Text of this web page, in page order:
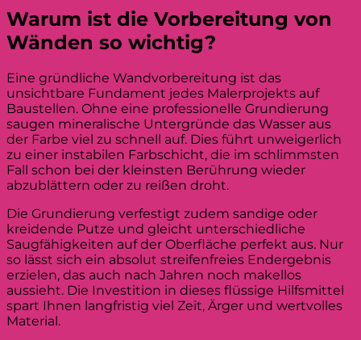
Warum ist die Vorbereitung von
Wänden so wichtig?
Eine gründliche Wandvorbereitung ist das
unsichtbare Fundament jedes Malerprojekts auf
Baustellen. Ohne eine professionelle Grundierung
saugen mineralische Untergründe das Wasser aus
der Farbe viel zu schnell auf. Dies führt unweigerlich
zu einer instabilen Farbschicht, die im schlimmsten
Fall schon bei der kleinsten Berührung wieder
abzublättern oder zu reißen droht.
Die Grundierung verfestigt zudem sandige oder
kreidende Putze und gleicht unterschiedliche
Saugfähigkeiten auf der Oberfläche perfekt aus. Nur
so lässt sich ein absolut streifenfreies Endergebnis
erzielen, das auch nach Jahren noch makellos
aussieht. Die Investition in dieses flüssige Hilfsmittel
spart Ihnen langfristig viel Zeit, Ärger und wertvolles
Material.